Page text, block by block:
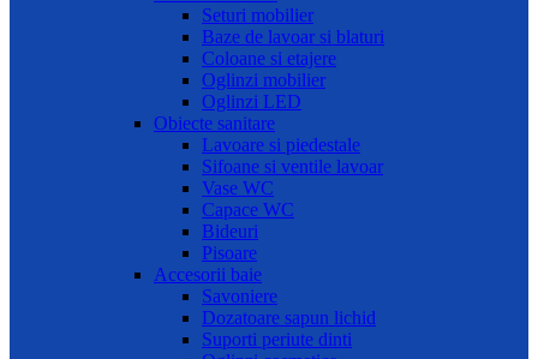
Seturi mobilier
Baze de lavoar si blaturi
Coloane si etajere
Oglinzi mobilier
Oglinzi LED
Obiecte sanitare
Lavoare si piedestale
Sifoane si ventile lavoar
Vase WC
Capace WC
Bideuri
Pisoare
Accesorii baie
Savoniere
Dozatoare sapun lichid
Suporti periute dinti